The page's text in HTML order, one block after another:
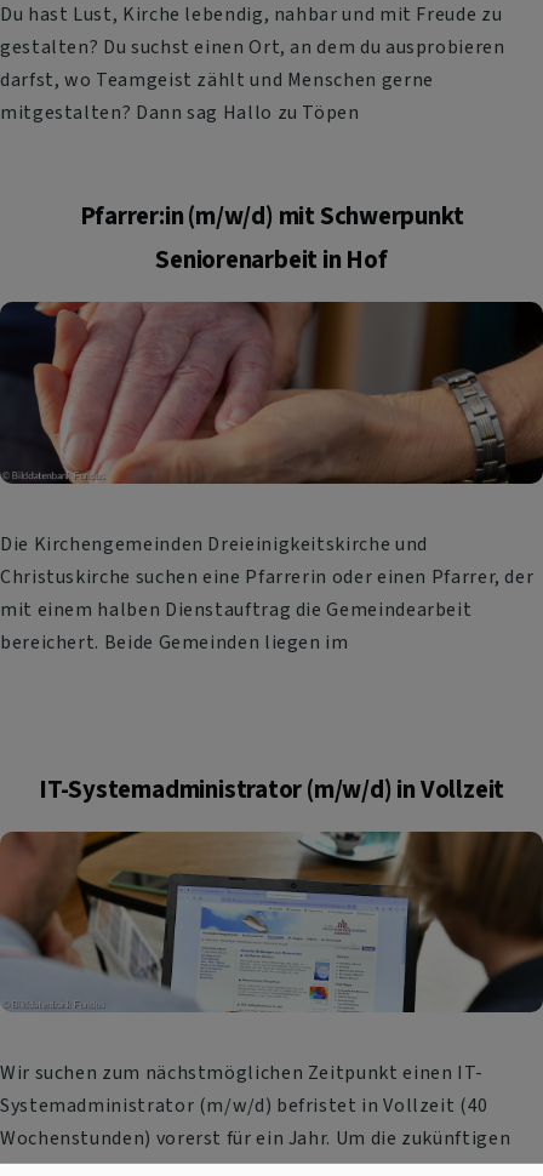
Du hast Lust, Kirche lebendig, nahbar und mit Freude zu
gestalten? Du suchst einen Ort, an dem du ausprobieren
darfst, wo Teamgeist zählt und Menschen gerne
mitgestalten? Dann sag Hallo zu Töpen
Pfarrer:in (m/w/d) mit Schwerpunkt
Seniorenarbeit in Hof
Die Kirchengemeinden Dreieinigkeitskirche und
Christuskirche suchen eine Pfarrerin oder einen Pfarrer, der
mit einem halben Dienstauftrag die Gemeindearbeit
bereichert. Beide Gemeinden liegen im
IT-Systemadministrator (m/w/d) in Vollzeit
Wir suchen zum nächstmöglichen Zeitpunkt einen IT-
Systemadministrator (m/w/d) befristet in Vollzeit (40
Wochenstunden) vorerst für ein Jahr. Um die zukünftigen
Herausforderungen meistern zu können